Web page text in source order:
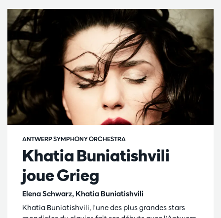
Khatia Buniatishvili
joue Grieg
Elena Schwarz, Khatia Buniatishvili
ANTWERP SYMPHONY ORCHESTRA
Khatia Buniatishvili, l'une des plus grandes stars